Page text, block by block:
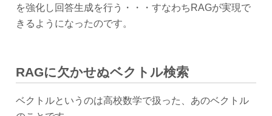
を強化し回答生成を行う・・・すなわちRAGが実現で
きるようになったのです。
RAGに欠かせぬベクトル検索
ベクトルというのは高校数学で扱った、あのベクトル